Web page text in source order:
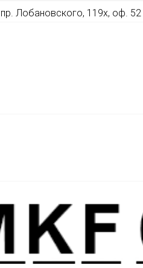
пр. Лобановского, 119х, оф. 52